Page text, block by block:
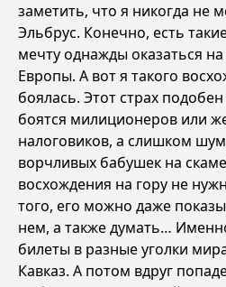
заметить, что я никогда не
Эльбрус. Конечно, есть
мечту однажды оказаться
Европы. А вот я такого
боялась. Этот страх
боятся милиционеров или
налоговиков, а слишком
ворчливых бабушек на
восхождения на гору не
того, его можно даже
нем, а также думать…
билеты в разные уголки
Кавказ. А потом вдруг